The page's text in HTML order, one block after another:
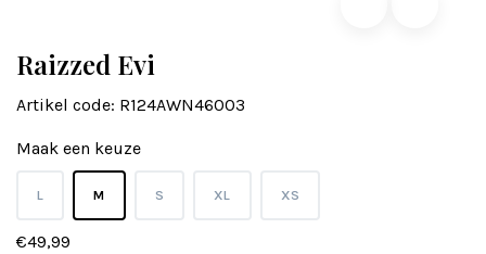
Raizzed Evi
Artikel code: R124AWN46003
Maak een keuze
L M S XL XS
€49,99